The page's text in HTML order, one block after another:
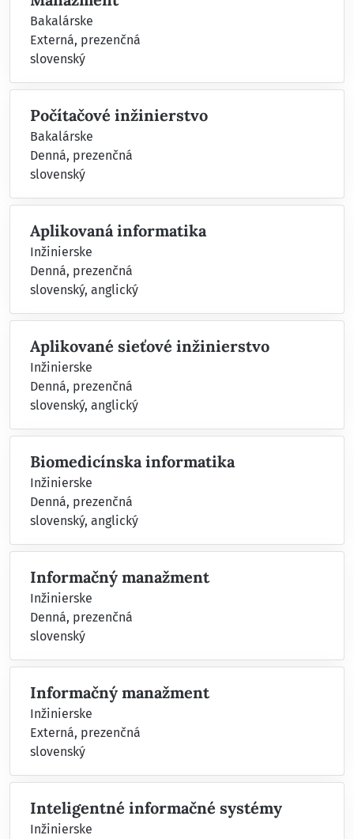
Bakalárske
Externá, prezenčná
slovenský
Počítačové inžinierstvo
Bakalárske
Denná, prezenčná
slovenský
Aplikovaná informatika
Inžinierske
Denná, prezenčná
slovenský, anglický
Aplikované sieťové inžinierstvo
Inžinierske
Denná, prezenčná
slovenský, anglický
Biomedicínska informatika
Inžinierske
Denná, prezenčná
slovenský, anglický
Informačný manažment
Inžinierske
Denná, prezenčná
slovenský
Informačný manažment
Inžinierske
Externá, prezenčná
slovenský
Inteligentné informačné systémy
Inžinierske